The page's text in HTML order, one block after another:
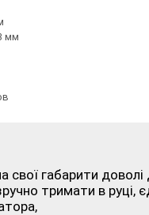
мм
свої габарити доволі
тримати в руці,